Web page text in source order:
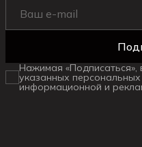
Нажимая «Подписаться»,
указанных
информационной и